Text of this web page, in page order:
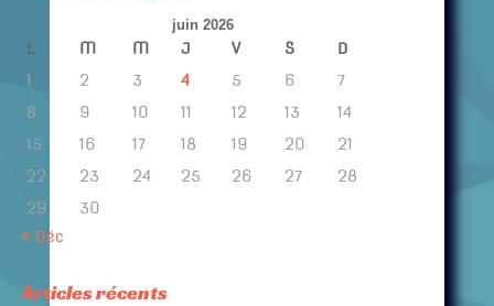
juin 2026
L M M J V S
D
1
2 3 4 5 6
7
8
9 10 11 12 13
14
15
16 17 18 19 20
21
22
23 24 25 26 27
28
29
30
« Déc
Articles récents